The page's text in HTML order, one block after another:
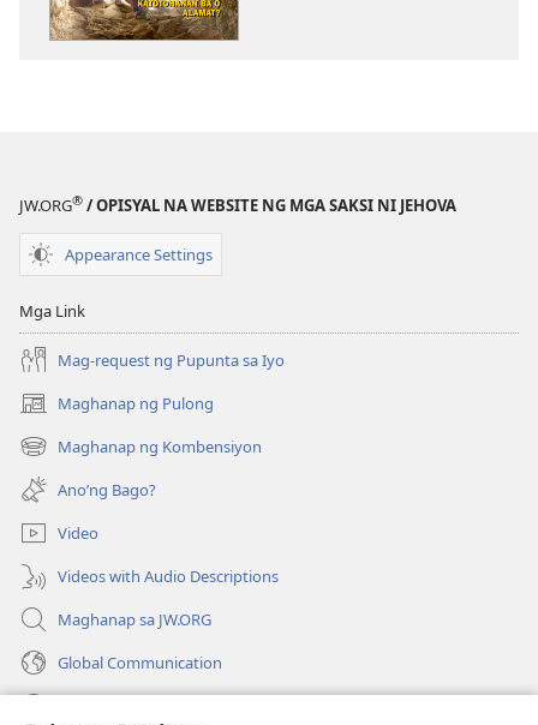
SA
2001
JW.ORG® / OPISYAL NA WEBSITE NG MGA SAKSI NI JEHOVA
Appearance Settings
Mga Link
Mag-request ng Pupunta sa Iyo
Maghanap ng Pulong
(may
bubukas
na
bagong
window)
Maghanap ng Kombensiyon
(may
bubukas
na
bagong
window)
Ano’ng Bago?
Video
Videos with Audio Descriptions
Maghanap sa JW.ORG
Global Communication